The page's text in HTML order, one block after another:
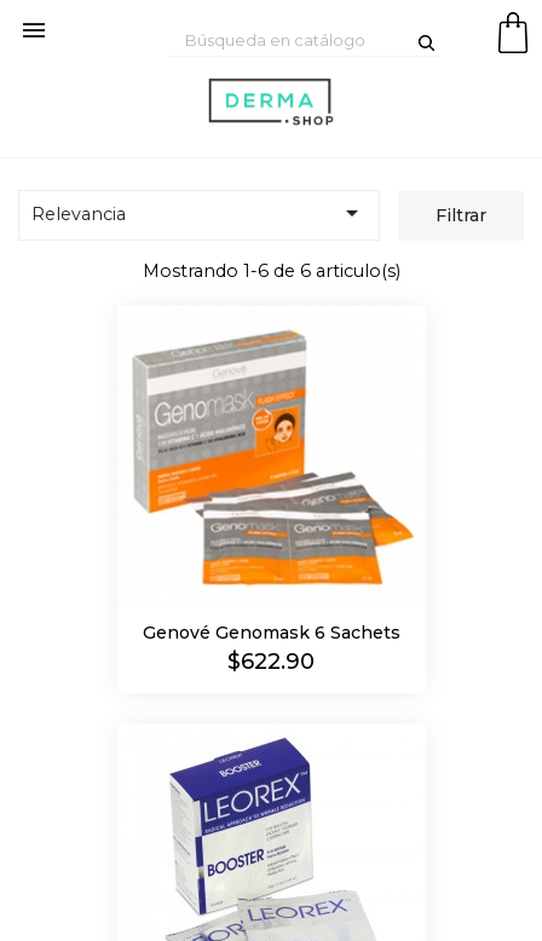

Relevancia  Filtrar
Mostrando 1-6 de 6 articulo(s)
Genové Genomask 6 Sachets
Precio
$622.90